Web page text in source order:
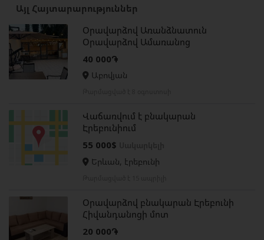
Այլ Հայտարարություններ
Օրավարձով Առանձնատուն
Օրավարձով Ամառանոց
40 000֏
Աբովյան
Վաճառվում է բնակարան
Էրեբունիում
55 000$
Երևան, էրեբունի
Օրավարձով բնակարան Էրեբունի
Հիվանդանոցի մոտ
20 000֏